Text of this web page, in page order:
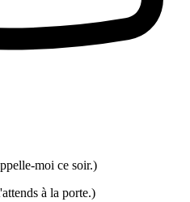
moi ce soir.)
à la porte.)